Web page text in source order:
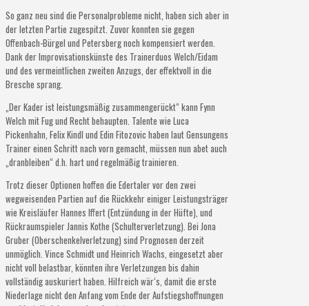
So ganz neu sind die Personalprobleme nicht, haben sich aber in
der letzten Partie zugespitzt. Zuvor konnten sie gegen
Offenbach-Bürgel und Petersberg noch kompensiert werden.
Dank der Improvisationskünste des Trainerduos Welch/Eidam
und des vermeintlichen zweiten Anzugs, der effektvoll in die
Bresche sprang.
„Der Kader ist leistungsmäßig zusammengerückt“ kann Fynn
Welch mit Fug und Recht behaupten. Talente wie Luca
Pickenhahn, Felix Kindl und Edin Fitozovic haben laut Gensungens
Trainer einen Schritt nach vorn gemacht, müssen nun abet auch
„dranbleiben“ d.h. hart und regelmäßig trainieren.
Trotz dieser Optionen hoffen die Edertaler vor den zwei
wegweisenden Partien auf die Rückkehr einiger Leistungsträger
wie Kreisläufer Hannes Iffert (Entzündung in der Hüfte), und
Rückraumspieler Jannis Kothe (Schulterverletzung). Bei Jona
Gruber (Oberschenkelverletzung) sind Prognosen derzeit
unmöglich. Vince Schmidt und Heinrich Wachs, eingesetzt aber
nicht voll belastbar, könnten ihre Verletzungen bis dahin
vollständig auskuriert haben. Hilfreich wär‘s, damit die erste
Niederlage nicht den Anfang vom Ende der Aufstiegshoffnungen